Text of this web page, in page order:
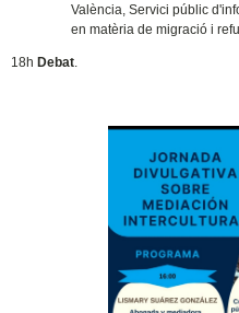
València, Servici públic
en matèria de migració i
18hDebat.